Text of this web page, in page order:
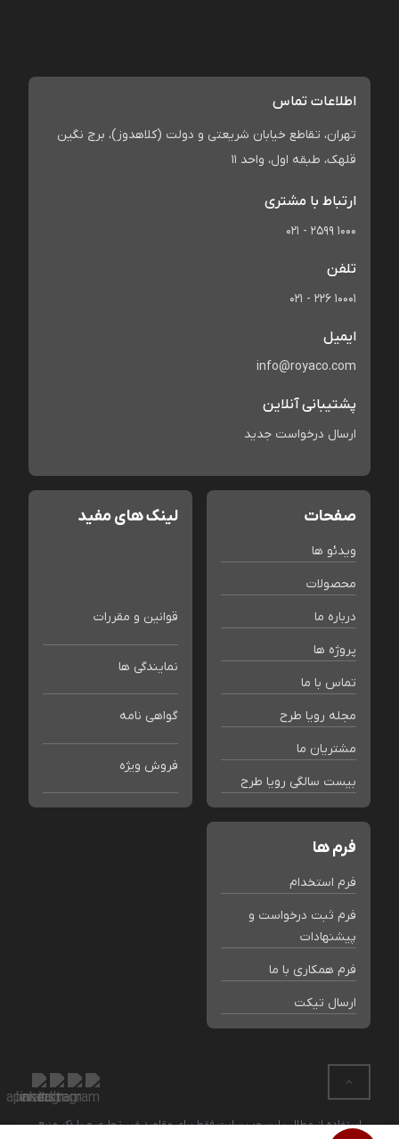
اطلاعات تماس
تهران، تقاطع خیابان شریعتی و دولت (کلاهدوز)، برج نگین
قلهک، طبقه اول، واحد 11
ارتباط با مشتری
021 - 2599 1000
تلفن
021 - 226 10001
ایمیل
info@royaco.com
پشتیبانی آنلاین
ارسال درخواست جدید
صفحات
ویدئو ها
محصولات
درباره ما
پروژه ها
تماس با ما
مجله رویا طرح
مشتریان ما
بیست سالگی رویا طرح
لینک های مفید
قوانین و مقررات
نمایندگی ها
گواهی نامه
فروش ویژه
فرم ها
فرم استخدام
فرم ثبت درخواست و
پیشنهادات
فرم همکاری با ما
ارسال تیکت
استفاده از مطالب این وب سایت فقط برای مقاصد غیر تجاری و با ذکر منبع